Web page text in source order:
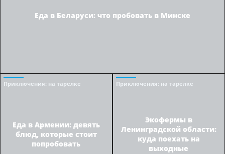
Еда в Беларуси: что пробовать в Минске
Приключения: на тарелке
Еда в Армении: девять
блюд, которые стоит
попробовать
Приключения: на тарелке
Экофермы в
Ленинградской области:
куда поехать на
выходные